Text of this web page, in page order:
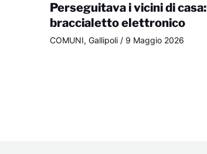
Perseguitava i vicini di casa:
braccialetto elettronico
COMUNI, Gallipoli/ 9 Maggio 2026